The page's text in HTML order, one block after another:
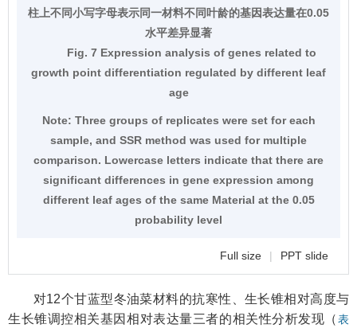
柱上不同小写字母表示同一材料不同叶龄的基因表达量在0.05
水平差异显著
Fig. 7 Expression analysis of genes related to
growth point differentiation regulated by different leaf
age
Note: Three groups of replicates were set for each
sample, and SSR method was used for multiple
comparison. Lowercase letters indicate that there are
significant differences in gene expression among
different leaf ages of the same Material at the 0.05
probability level
Full size | PPT slide
对12个甘蓝型冬油菜材料的抗寒性、生长锥相对高度与
生长锥调控相关基因相对表达量三者的相关性分析发现（ 表